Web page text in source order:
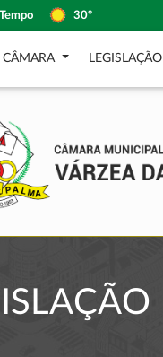
30º
CÂMARA LEGISLAÇÃO